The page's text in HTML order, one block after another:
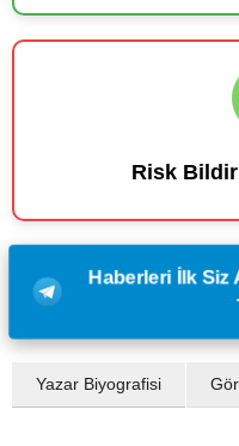
Risk
Haberleri İlk Siz
Yazar Biyografisi